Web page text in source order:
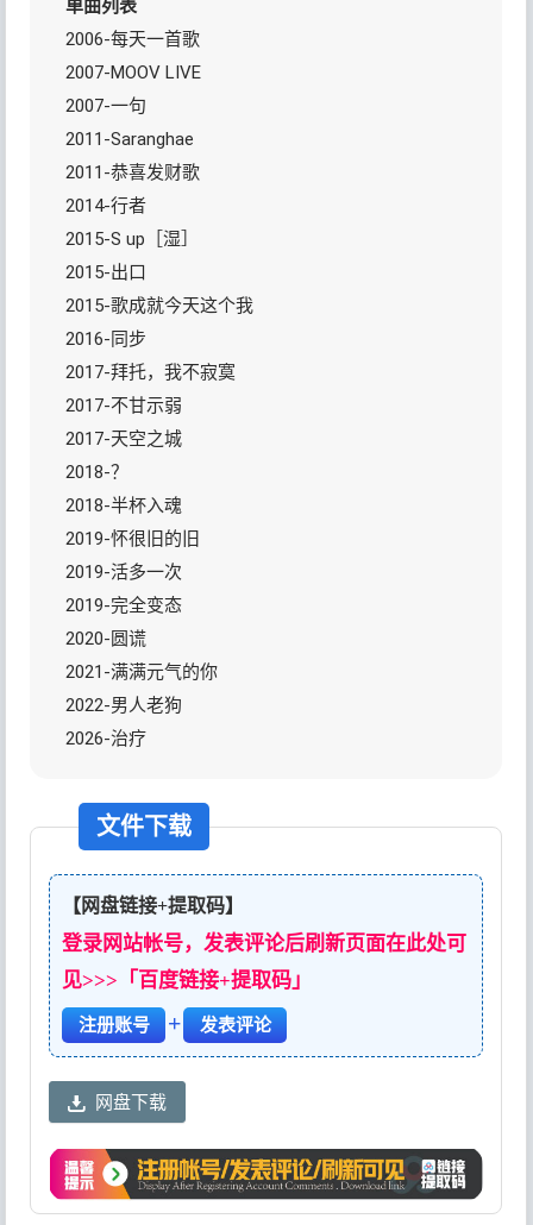
单曲列表
2006-每天一首歌
2007-MOOV LIVE
2007-一句
2011-Saranghae
2011-恭喜发财歌
2014-行者
2015-S up［湿］
2015-出口
2015-歌成就今天这个我
2016-同步
2017-拜托，我不寂寞
2017-不甘示弱
2017-天空之城
2018-？
2018-半杯入魂
2019-怀很旧的旧
2019-活多一次
2019-完全变态
2020-圆谎
2021-满满元气的你
2022-男人老狗
2026-治疗
文件下载
【网盘链接+提取码】
登录网站帐号，发表评论后刷新页面在此处可
见>>>「百度链接+提取码」
注册账号 + 发表评论
网盘下载